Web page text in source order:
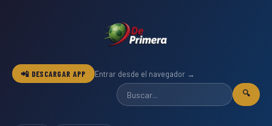
📲 DESCARGAR APP Entrar desde el navegador →
🔍